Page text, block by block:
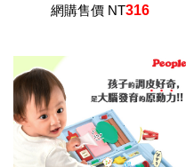
網購售價 NT316